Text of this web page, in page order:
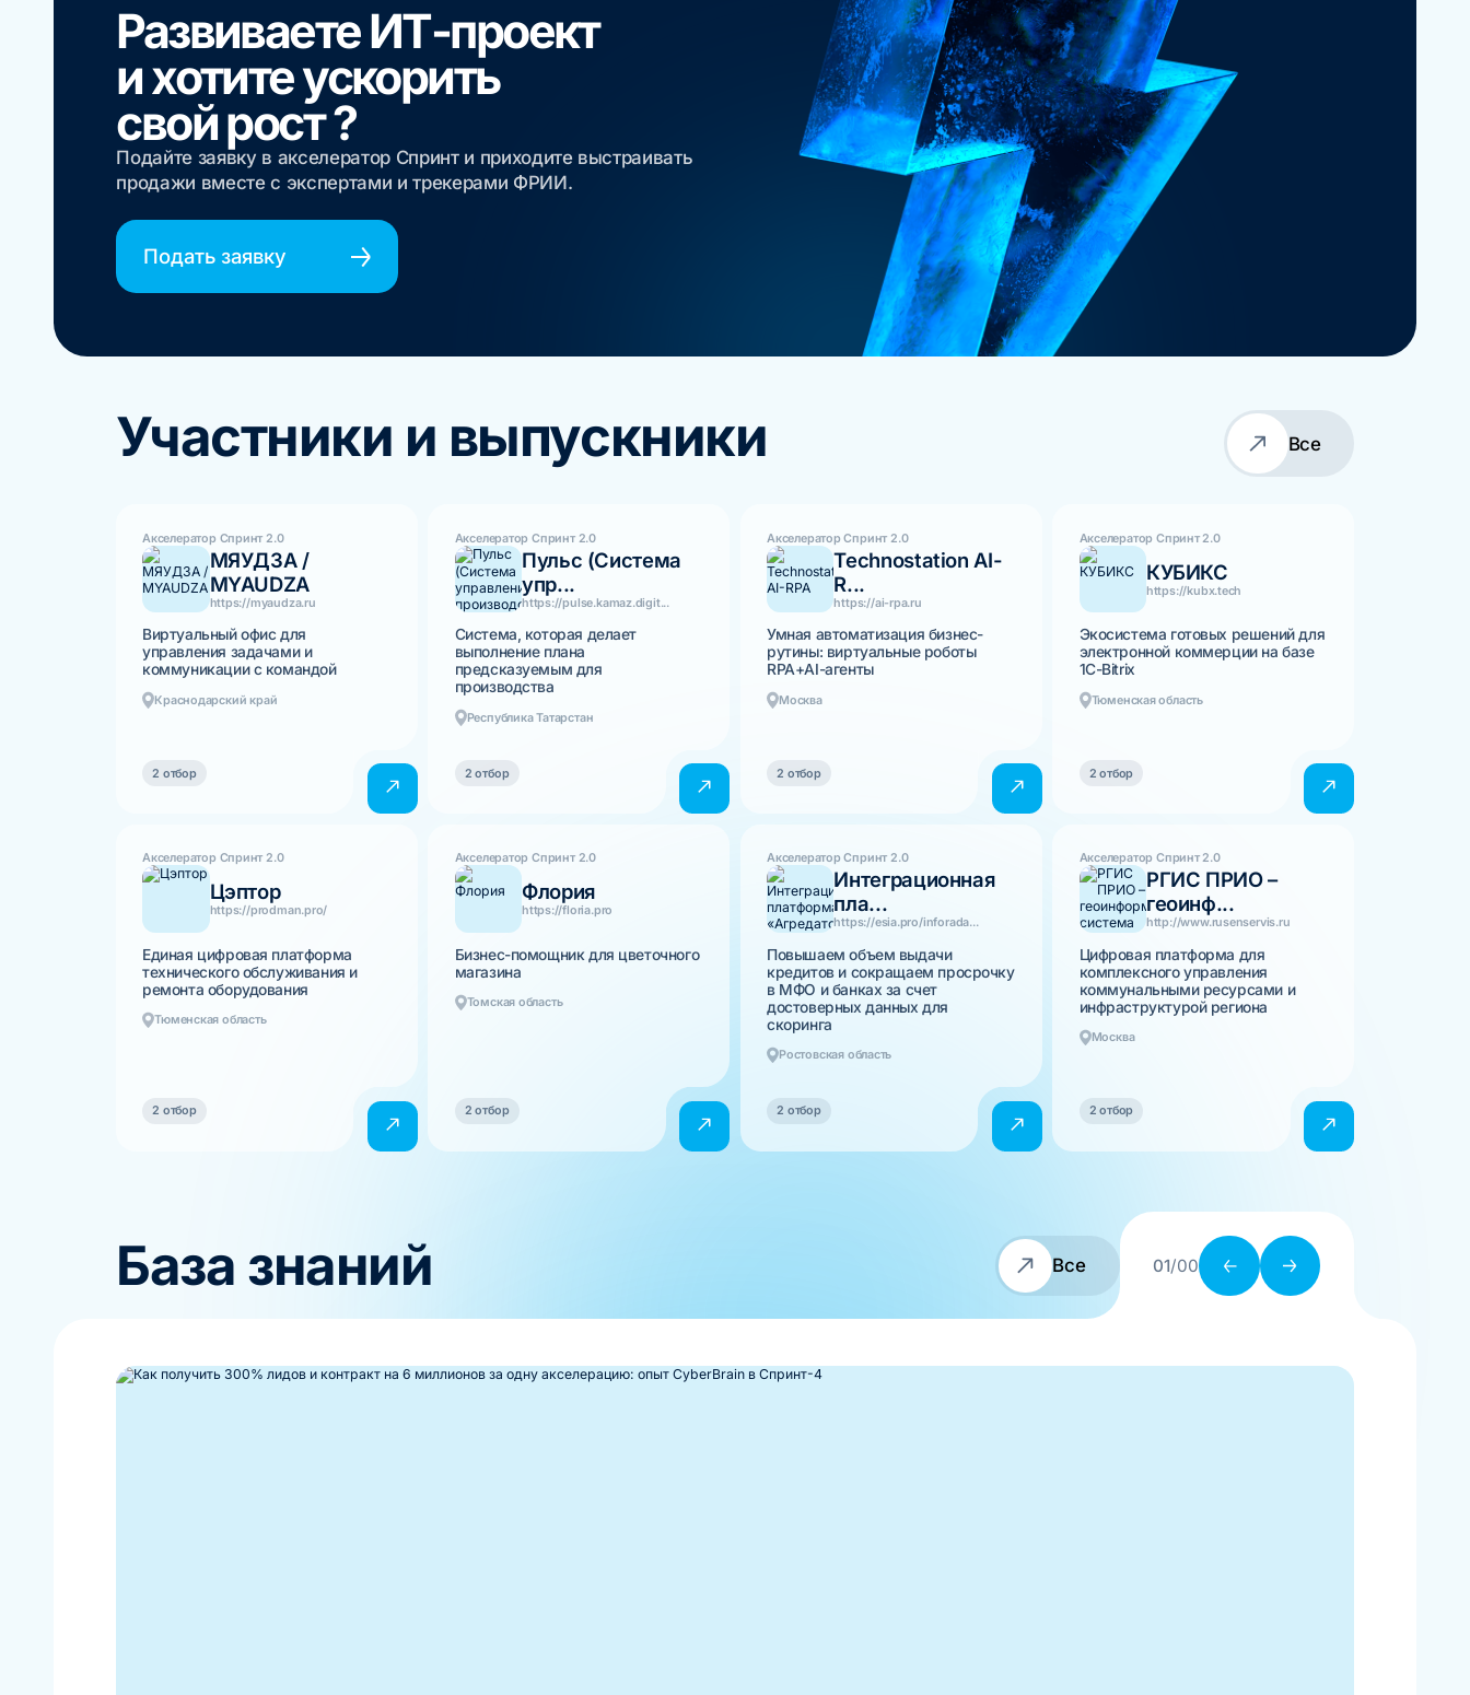
Развиваете ИТ-проект
и хотите ускорить
свой рост ?
Подайте заявку в акселератор Спринт и приходите выстраивать
продажи вместе с экспертами и трекерами ФРИИ.
Подать заявку
Участники и выпускники Все
Акселератор Спринт 2.0
МЯУДЗА /
MYAUDZA
https://myaudza.ru
Виртуальный офис для
управления задачами и
коммуникации с командой
Краснодарский край
2 отбор
Акселератор Спринт 2.0
Пульс (Система
упр...
https://pulse.kamaz.digit...
Система, которая делает
выполнение плана
предсказуемым для
производства
Республика Татарстан
2 отбор
Акселератор Спринт 2.0
Teсhnostation AI-
R...
https://ai-rpa.ru
Умная автоматизация бизнес-
рутины: виртуальные роботы
RPA+AI-агенты
Москва
2 отбор
Акселератор Спринт 2.0
КУБИКС
https://kubx.tech
Экосистема готовых решений для
электронной коммерции на базе
1C-Bitrix
Тюменская область
2 отбор
Акселератор Спринт 2.0
Цэптор
https://prodman.pro/
Единая цифровая платформа
технического обслуживания и
ремонта оборудования
Тюменская область
2 отбор
Акселератор Спринт 2.0
Флория
https://floria.pro
Бизнес-помощник для цветочного
магазина
Томская область
2 отбор
Акселератор Спринт 2.0
Интеграционная
пла...
https://esia.pro/inforada...
Повышаем объем выдачи
кредитов и сокращаем просрочку
в МФО и банках за счет
достоверных данных для
скоринга
Ростовская область
2 отбор
Акселератор Спринт 2.0
РГИС ПРИО –
геоинф...
http://www.rusenservis.ru
Цифровая платформа для
комплексного управления
коммунальными ресурсами и
инфраструктурой региона
Москва
2 отбор
База знаний Все 01/00